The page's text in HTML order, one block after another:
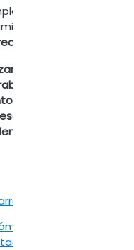
y ayudan a
y atractivas.
externos si
digitales "
de Pantalla.
Virtual "Padlet".
interactivas
digital "Jamboard"
grabar la pantalla de